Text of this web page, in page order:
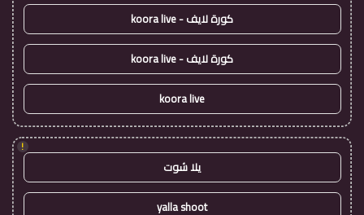
كورة لايف - koora live
كورة لايف - koora live
koora live
!
يلا شوت
yalla shoot